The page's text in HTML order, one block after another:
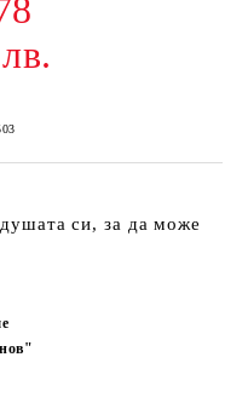
си, за да може